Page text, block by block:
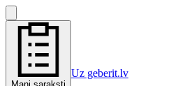
Uz geberit.lv